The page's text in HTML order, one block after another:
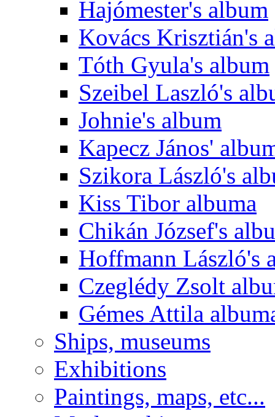
Hajómester's album
Kovács Krisztián's
Tóth Gyula's album
Szeibel Laszló's
Johnie's album
Kapecz János'
Szikora László's
Kiss Tibor albuma
Chikán József's
Hoffmann László's
Czeglédy Zsolt
Gémes Attila
Ships, museums
Exhibitions
Paintings, maps, etc...